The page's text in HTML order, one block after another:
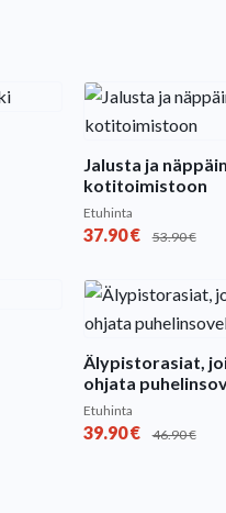
Jalusta ja
kotitoimistoon
Etuhinta
37.90€ 53.90€
Älypistorasiat,
ohjata
Etuhinta
39.90€ 46.90€